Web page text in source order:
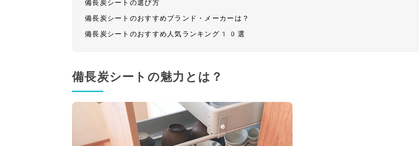
備長炭シートの選び方
備長炭シートのおすすめブランド・メーカーは？
備長炭シートのおすすめ人気ランキング10選
備長炭シートの魅力とは？